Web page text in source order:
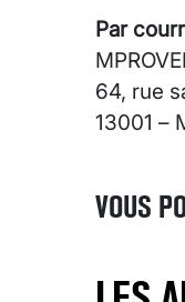
Par
64, rue
13001 –
VOUS